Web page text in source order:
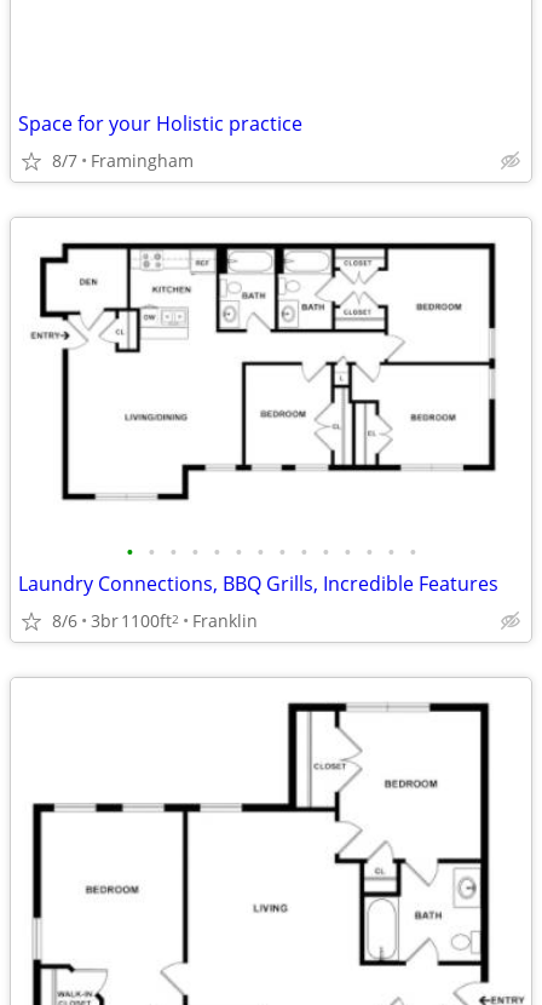
Space for your Holistic practice
8/7 Framingham
• • • • • • • • • • • • • •
Laundry Connections, BBQ Grills, Incredible Features
8/6 3br1100ft2 Franklin